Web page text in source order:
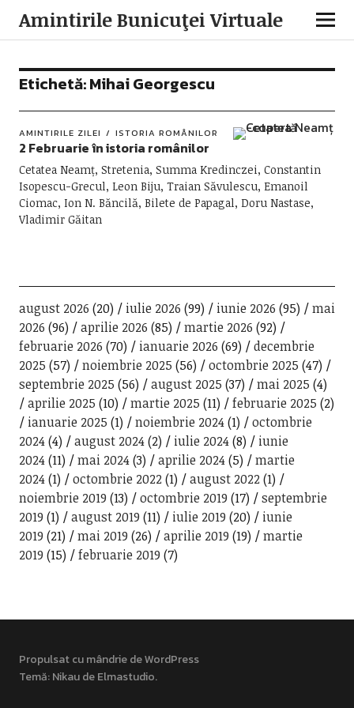
Amintirile Bunicuţei Virtuale
Etichetă:Mihai Georgescu
AMINTIRILE ZILEI ISTORIA ROMÂNILOR
2 Februarie în istoria românilor
Cetatea Neamț, Stretenia, Summa Kredinczei, Constantin
Isopescu-Grecul, Leon Biju, Traian Săvulescu, Emanoil
Ciomac, Ion N. Băncilă, Bilete de Papagal, Doru Nastase,
Vladimir Găitan
august 2026 (20) iulie 2026 (99) iunie 2026 (95)
mai
2026 (96) aprilie 2026 (85) martie 2026 (92)
februarie 2026 (70) ianuarie 2026 (69)
decembrie
2025 (57) noiembrie 2025 (56) octombrie 2025 (47)
septembrie 2025 (56) august 2025 (37) mai 2025 (4)
aprilie 2025 (10) martie 2025 (11) februarie 2025 (2)
ianuarie 2025 (1) noiembrie 2024(1)
octombrie
2024(4) august 2024(2) iulie 2024(8)
iunie
2024(11) mai 2024(3) aprilie 2024(5)
martie
2024(1) octombrie 2022(1) august 2022(1)
noiembrie 2019 (13) octombrie 2019 (17)
septembrie
2019 (1) august 2019 (11) iulie 2019 (20)
iunie
2019 (21) mai 2019 (26) aprilie 2019 (19)
martie
2019 (15) februarie 2019 (7)
Propulsat cu mândrie de WordPress
Temă: Nikau deElmastudio.